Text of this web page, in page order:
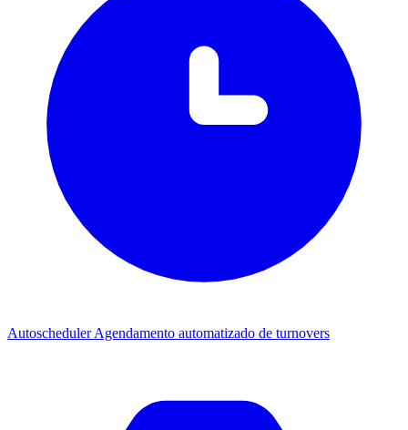
AutoschedulerAgendamento automatizado de turnovers